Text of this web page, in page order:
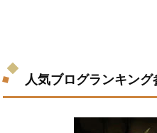
人気ブログランキング